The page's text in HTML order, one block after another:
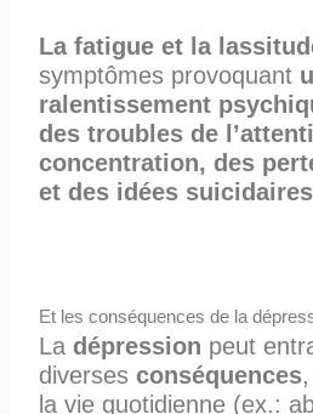
La fatigue et la
symptômes provoquant
ralentissement
des troubles de
concentration, des
et des idées
Et les conséquences de la
La dépression peut
diversesconséquences
la vie quotidienne (ex.: